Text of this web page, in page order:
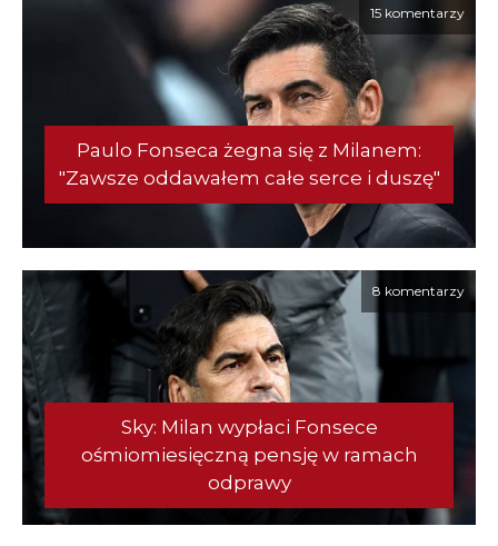
15 komentarzy
Paulo Fonseca żegna się z Milanem:
"Zawsze oddawałem całe serce i duszę"
8 komentarzy
Sky: Milan wypłaci Fonsece
ośmiomiesięczną pensję w ramach
odprawy